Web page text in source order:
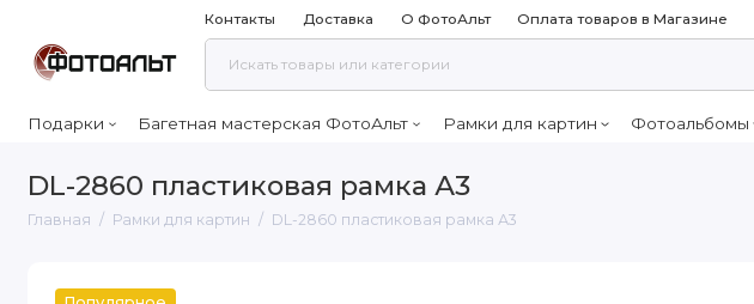
Контакты Доставка О ФотоАльт Оплата товаров в Магазине
Подарки Багетная мастерская ФотоАльт Рамки для картин Фотоальбомы
DL-2860 пластиковая рамка А3
Главная Рамки для картин DL-2860 пластиковая рамка А3